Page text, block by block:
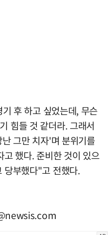
후 하고 싶었는데, 무슨
힘들 것 같더라. 그래서
그만 치자'며 분위기를
고 했다. 준비한 것이 있으
당부했다"고 전했다.